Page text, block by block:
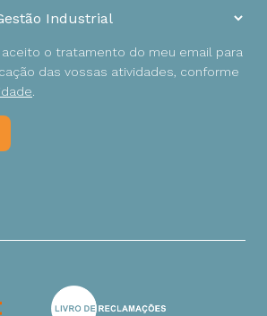
o tratamento do meu email para
das vossas atividades, conforme
.